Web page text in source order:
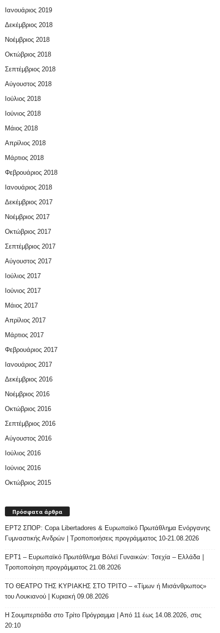
Ιανουάριος 2019
Δεκέμβριος 2018
Νοέμβριος 2018
Οκτώβριος 2018
Σεπτέμβριος 2018
Αύγουστος 2018
Ιούλιος 2018
Ιούνιος 2018
Μάιος 2018
Απρίλιος 2018
Μάρτιος 2018
Φεβρουάριος 2018
Ιανουάριος 2018
Δεκέμβριος 2017
Νοέμβριος 2017
Οκτώβριος 2017
Σεπτέμβριος 2017
Αύγουστος 2017
Ιούλιος 2017
Ιούνιος 2017
Μάιος 2017
Απρίλιος 2017
Μάρτιος 2017
Φεβρουάριος 2017
Ιανουάριος 2017
Δεκέμβριος 2016
Νοέμβριος 2016
Οκτώβριος 2016
Σεπτέμβριος 2016
Αύγουστος 2016
Ιούλιος 2016
Ιούνιος 2016
Οκτώβριος 2015
Πρόσφατα άρθρα
ΕΡΤ2 ΣΠΟΡ: Copa Libertadores & Ευρωπαϊκό Πρωτάθλημα Ενόργανης
Γυμναστικής Ανδρών | Τροποποιήσεις προγράμματος 10-21.08.2026
ΕΡΤ1 – Ευρωπαϊκό Πρωτάθλημα Βόλεϊ Γυναικών: Τσεχία – Ελλάδα |
Τροποποίηση προγράμματος 21.08.2026
ΤΟ ΘΕΑΤΡΟ ΤΗΣ ΚΥΡΙΑΚΗΣ ΣΤΟ ΤΡΙΤΟ – «Τίμων ή Μισάνθρωπος»
του Λουκιανού | Κυριακή 09.08.2026
H Σουμπερτιάδα στο Τρίτο Πρόγραμμα | Από 11 έως 14.08.2026, στις
20:10